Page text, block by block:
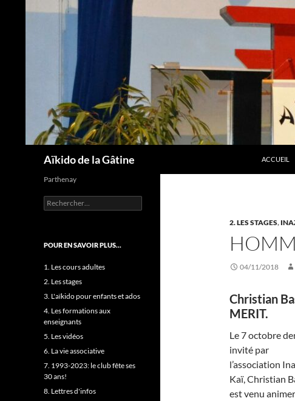
Aïkido de la Gâtine
ACCUEIL
2. LES STAGES,
04/11/2018
Christian
MERIT.
Le 7 octobre
invité par
l’association
Kaï, Christian
est venu
Parthenay
Rechercher :
POUR EN SAVOIR PLUS…
1. Les cours adultes
2. Les stages
3. L'aïkido pour enfants et ados
4. Les formations aux
enseignants
5. Les vidéos
6. La vie associative
7. 1993-2023: le club fête ses
30 ans!
8. Lettres d'infos